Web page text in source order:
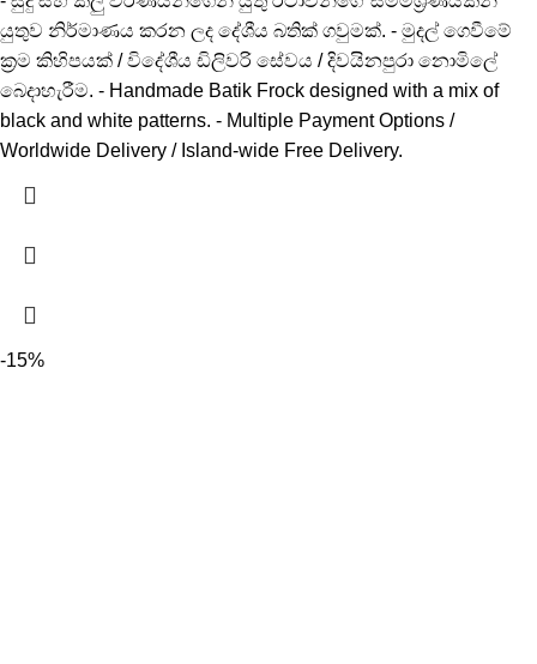
යුතුව නිර්මාණය කරන ලද දේශීය බතික් ගවුමක්. - මුදල් ගෙවීමේ
ක්‍රම කිහිපයක් / විදේශීය ඩිලිවරි සේවය / දිවයිනපුරා නොමිලේ
බෙදාහැරීම. - Handmade Batik Frock designed with a mix of
black and white patterns. - Multiple Payment Options /
Worldwide Delivery / Island-wide Free Delivery.
-15%